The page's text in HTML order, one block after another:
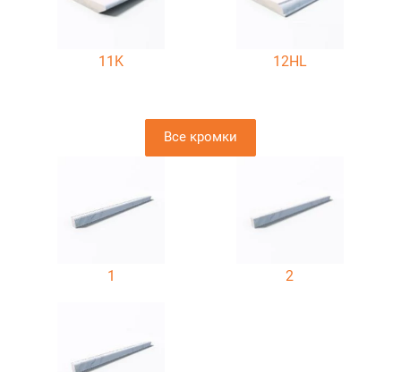
11K 12HL
Все кромки
1 2